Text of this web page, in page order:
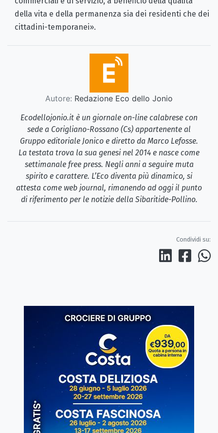
della vita e della permanenza sia dei residenti che dei
cittadini-temporanei».
Autore: Redazione Eco dello Jonio
Ecodellojonio.it è un giornale on-line calabrese con
sede a Corigliano-Rossano (Cs) appartenente al
Gruppo editoriale Jonico e diretto da Marco Lefosse.
La testata trova la sua genesi nel 2014 e nasce come
settimanale free press. Negli anni a seguire muta
spirito e carattere. L’Eco diventa più dinamico, si
attesta come web journal, rimanendo ad oggi il punto
di riferimento per le notizie della Sibaritide-Pollino.
Condividi su: